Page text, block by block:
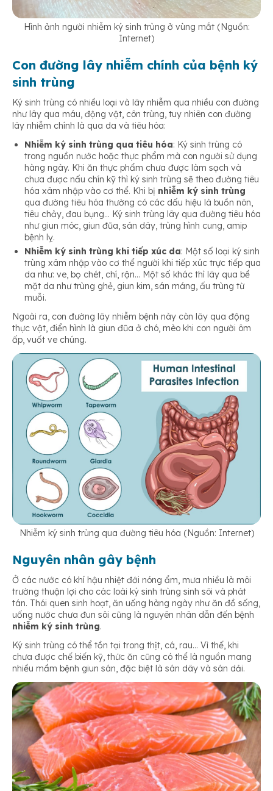
Hình ảnh người nhiễm ký sinh trùng ở vùng mắt (Nguồn:
Internet)
Con đường lây nhiễm chính của bệnh ký
sinh trùng
Ký sinh trùng có nhiều loại và lây nhiễm qua nhiều con đường
như lây qua máu, động vật, côn trùng, tuy nhiên con đường
lây nhiễm chính là qua da và tiêu hóa:
Nhiễm ký sinh trùng qua tiêu hóa: Ký sinh trùng có
trong nguồn nước hoặc thực phẩm mà con người sử dụng
hàng ngày. Khi ăn thực phẩm chưa được làm sạch và
chưa được nấu chín kỹ thì ký sinh trùng sẽ theo đường tiêu
hóa xâm nhập vào cơ thể. Khi bị nhiễm ký sinh trùng
qua đường tiêu hóa thường có các dấu hiệu là buồn nôn,
tiêu chảy, đau bụng… Ký sinh trùng lây qua đường tiêu hóa
như giun móc, giun đũa, sán dây, trùng hình cung, amip
bệnh lỵ.
Nhiễm ký sinh trùng khi tiếp xúc da: Một số loại ký sinh
trùng xâm nhập vào cơ thể người khi tiếp xúc trực tiếp qua
da như: ve, bọ chét, chí, rận… Một số khác thì lây qua bề
mặt da như trùng ghẻ, giun kim, sán máng, ấu trùng từ
muỗi.
Ngoài ra, con đường lây nhiễm bệnh này còn lây qua động
thực vật, điển hình là giun đũa ở chó, mèo khi con người ôm
ấp, vuốt ve chúng.
Nhiễm ký sinh trùng qua đường tiêu hóa (Nguồn: Internet)
Nguyên nhân gây bệnh
Ở các nước có khí hậu nhiệt đới nóng ẩm, mưa nhiều là môi
trường thuận lợi cho các loài ký sinh trùng sinh sôi và phát
tán. Thói quen sinh hoạt, ăn uống hàng ngày như ăn đồ sống,
uống nước chưa đun sôi cũng là nguyên nhân dẫn đến bệnh
nhiễm ký sinh trùng.
Ký sinh trùng có thể tồn tại trong thịt, cá, rau… Vì thế, khi
chưa được chế biến kỹ, thức ăn cũng có thể là nguồn mang
nhiều mầm bệnh giun sán, đặc biệt là sán dây và sán dải.